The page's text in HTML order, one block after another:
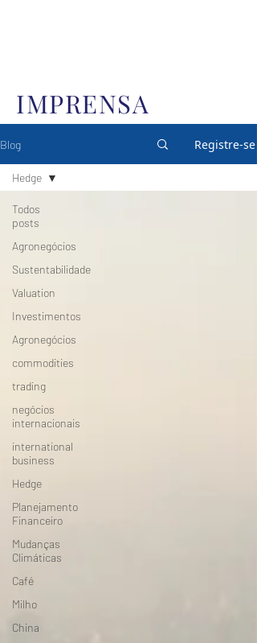
IMPRENSA
Blog Registre-se
Todos
posts
Agronegócios
Sustentabilidade
Valuation
Investimentos
Agronegócios
commodities
trading
negócios
internacionais
international
business
Hedge
Planejamento
Financeiro
Mudanças
Climáticas
Café
Milho
China
Hedge